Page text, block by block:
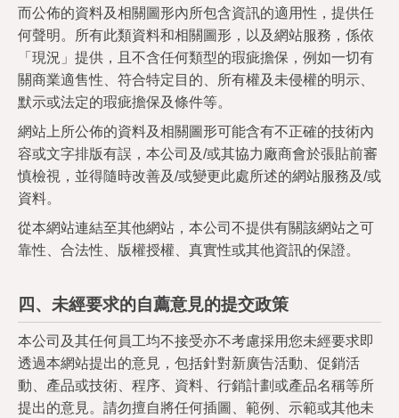
而公佈的資料及相關圖形內所包含資訊的適用性，提供任
何聲明。所有此類資料和相關圖形，以及網站服務，係依
「現況」提供，且不含任何類型的瑕疵擔保，例如一切有
關商業適售性、符合特定目的、所有權及未侵權的明示、
默示或法定的瑕疵擔保及條件等。
網站上所公佈的資料及相關圖形可能含有不正確的技術內
容或文字排版有誤，本公司及/或其協力廠商會於張貼前審
慎檢視，並得隨時改善及/或變更此處所述的網站服務及/或
資料。
從本網站連結至其他網站，本公司不提供有關該網站之可
靠性、合法性、版權授權、真實性或其他資訊的保證。
四、未經要求的自薦意見的提交政策
本公司及其任何員工均不接受亦不考慮採用您未經要求即
透過本網站提出的意見，包括針對新廣告活動、促銷活
動、產品或技術、程序、資料、行銷計劃或產品名稱等所
提出的意見。請勿擅自將任何插圖、範例、示範或其他未